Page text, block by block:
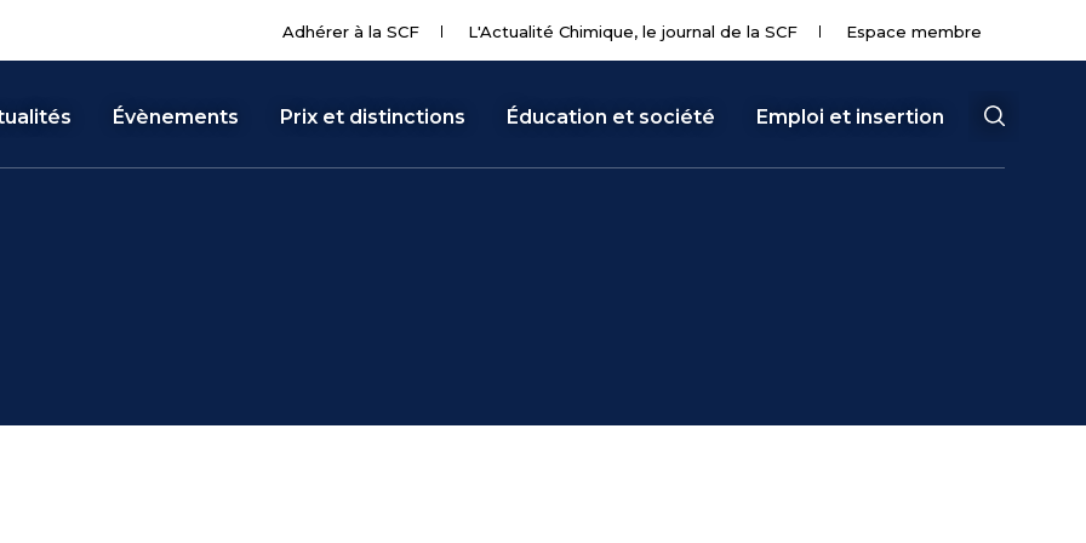
Adhérer à la SCF L'Actualité Chimique, le journal de la SCF Espace membre
Évènements Prix et distinctions Éducation et société Emploi et insertion